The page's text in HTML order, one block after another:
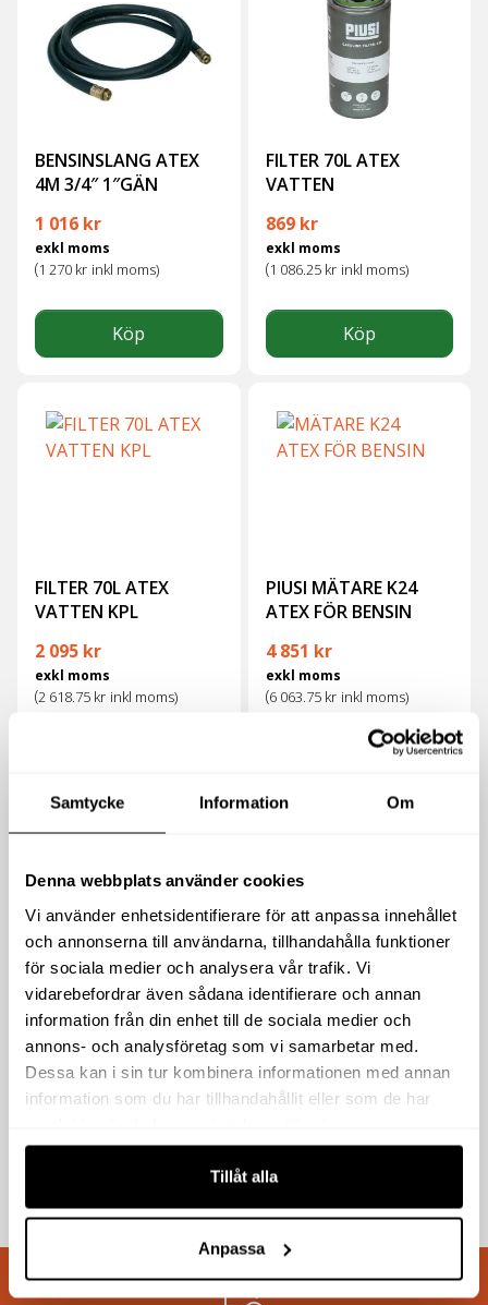
Samtycke Information Om
Denna webbplats använder cookies
Vi använder enhetsidentifierare för att anpassa innehållet
och annonserna till användarna, tillhandahålla funktioner
för sociala medier och analysera vår trafik. Vi
vidarebefordrar även sådana identifierare och annan
information från din enhet till de sociala medier och
annons- och analysföretag som vi samarbetar med.
Dessa kan i sin tur kombinera informationen med annan
information som du har tillhandahållit eller som de har
Tillåt alla
Anpassa
BENSINSLANG ATEX
4M 3/4″ 1″GÄN
1 016 kr
exkl moms
(1 270 kr inkl moms)
Köp
FILTER 70L ATEX
VATTEN
869 kr
exkl moms
(1 086.25 kr inkl moms)
Köp
FILTER 70L ATEX
VATTEN KPL
2 095 kr
exkl moms
(2 618.75 kr inkl moms)
PIUSI MÄTARE K24
ATEX FÖR BENSIN
4 851 kr
exkl moms
(6 063.75 kr inkl moms)
SUGRÖR TELESKOP 1″
STÅL 1100MM
445kr
exkl moms